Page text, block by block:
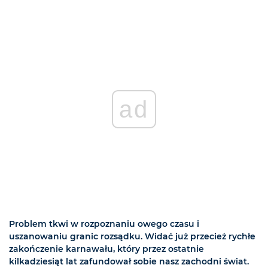
ad
Problem tkwi w rozpoznaniu owego czasu i
uszanowaniu granic rozsądku. Widać już przecież rychłe
zakończenie karnawału, który przez ostatnie
kilkadziesiąt lat zafundował sobie nasz zachodni świat.